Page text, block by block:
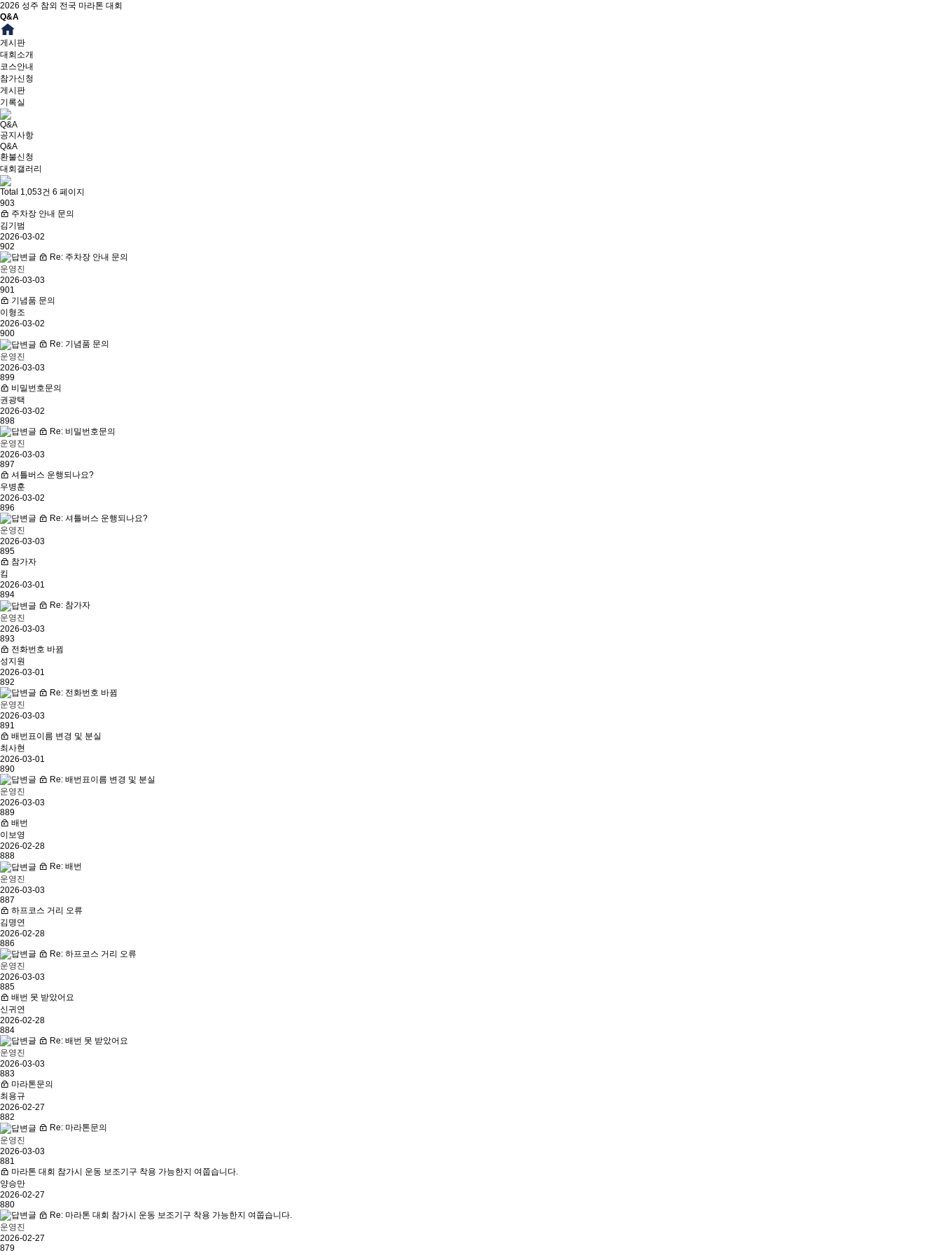
2026 성주 참외 전국 마라톤 대회
Q&A
게시판
대회소개
코스안내
참가신청
게시판
기록실
Q&A
공지사항
Q&A
환불신청
대회갤러리
Total 1,053건 6 페이지
903
주차장 안내 문의
김기범
2026-03-02
902
Re: 주차장 안내 문의
운영진
2026-03-03
901
기념품 문의
이형조
2026-03-02
900
Re: 기념품 문의
운영진
2026-03-03
899
비밀번호문의
권광택
2026-03-02
898
Re: 비밀번호문의
운영진
2026-03-03
897
셔틀버스 운행되나요?
우병훈
2026-03-02
896
Re: 셔틀버스 운행되나요?
운영진
2026-03-03
895
참가자
킴
2026-03-01
894
Re: 참가자
운영진
2026-03-03
893
전화번호 바뀜
성지원
2026-03-01
892
Re: 전화번호 바뀜
운영진
2026-03-03
891
배번표이름 변경 및 분실
최사현
2026-03-01
890
Re: 배번표이름 변경 및 분실
운영진
2026-03-03
889
배번
이보영
2026-02-28
888
Re: 배번
운영진
2026-03-03
887
하프코스 거리 오류
김명연
2026-02-28
886
Re: 하프코스 거리 오류
운영진
2026-03-03
885
배번 못 받았어요
신귀연
2026-02-28
884
Re: 배번 못 받았어요
운영진
2026-03-03
883
마라톤문의
최용규
2026-02-27
882
Re: 마라톤문의
운영진
2026-03-03
881
마라톤 대회 참가시 운동 보조기구 착용 가능한지 여쭙습니다.
양승만
2026-02-27
880
Re: 마라톤 대회 참가시 운동 보조기구 착용 가능한지 여쭙습니다.
운영진
2026-02-27
879